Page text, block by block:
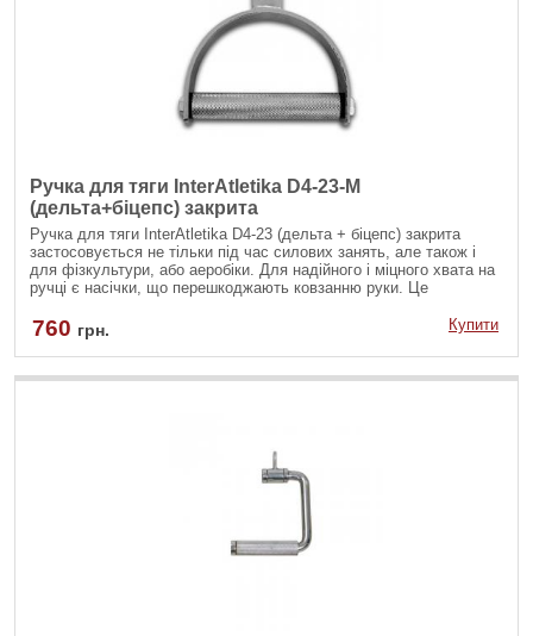
Ручка для тяги InterAtletika D4-23-M
(дельта+біцепс) закрита
Ручка для тяги InterAtletika D4-23 (дельта + біцепс) закрита
застосовується не тільки під час силових занять, але також і
для фізкультури, або аеробіки. Для надійного і міцного хвата на
ручці є насічки, що перешкоджають ковзанню руки. Це
760 грн. Купити